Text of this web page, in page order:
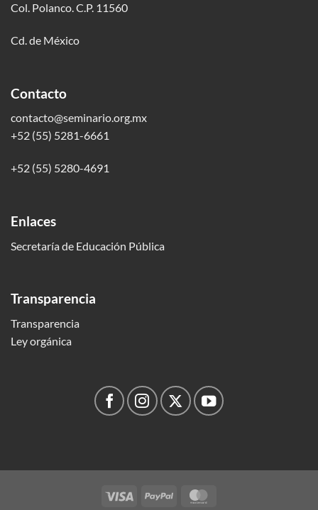
Col. Polanco. C.P. 11560
Cd. de México
Contacto
contacto@seminario.org.mx
+52 (55) 5281-6661
+52 (55) 5280-4691
Enlaces
Secretaría de Educación Pública
Transparencia
Transparencia
Ley orgánica